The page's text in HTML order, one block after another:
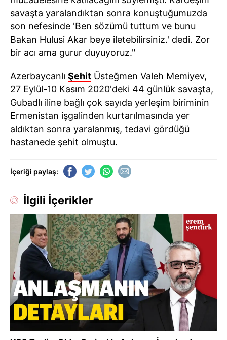
savaşta yaralandıktan sonra konuştuğumuzda
son nefesinde 'Ben sözümü tuttum ve bunu
Bakan Hulusi Akar beye iletebilirsiniz.' dedi. Zor
bir acı ama gurur duyuyoruz."
Azerbaycanlı Şehit Üsteğmen Valeh Memiyev,
27 Eylül-10 Kasım 2020'deki 44 günlük savaşta,
Gubadlı iline bağlı çok sayıda yerleşim biriminin
Ermenistan işgalinden kurtarılmasında yer
aldıktan sonra yaralanmış, tedavi gördüğü
hastanede şehit olmuştu.
İçeriği paylaş:
İlgili İçerikler